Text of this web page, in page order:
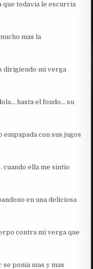
que todavia le escurria
mas la
dirigiendo mi verga
hasta el fondo… su
con sus jugos
cuando ella me sintio
en una deliciosa
contra mi verga que
ponia mas y mas